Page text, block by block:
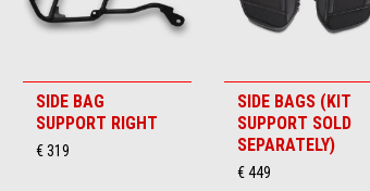
SIDE BAG
SUPPORT RIGHT
€ 319
SIDE BAGS (KIT
SUPPORT SOLD
SEPARATELY)
€ 449